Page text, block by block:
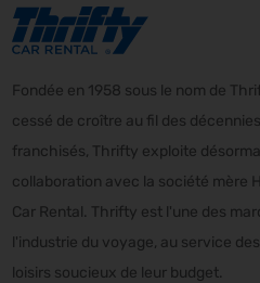
Fondée en 1958 sous le nom de
cessé de croître au fil des
franchisés, Thrifty exploite
collaboration avec la société mère
Car Rental. Thrifty est l'une des
l'industrie du voyage, au service
loisirs soucieux de leur budget.